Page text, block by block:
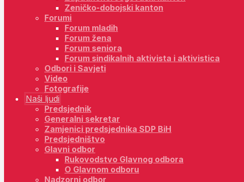
Zeničko-dobojski kanton
Forumi
Forum mladih
Forum žena
Forum seniora
Forum sindikalnih aktivista i aktivistica
Odbori i Savjeti
Video
Fotografije
Naši ljudi
Predsjednik
Generalni sekretar
Zamjenici predsjednika SDP BiH
Predsjedništvo
Glavni odbor
Rukovodstvo Glavnog odbora
O Glavnom odboru
Nadzorni odbor